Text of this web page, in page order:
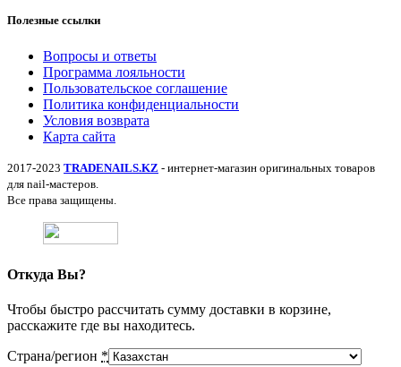
Полезные ссылки
Вопросы и ответы
Программа лояльности
Пользовательское соглашение
Политика конфиденциальности
Условия возврата
Карта сайта
2017-2023 TRADENAILS.KZ - интернет-магазин оригинальных товаров
для nail-мастеров.
Все права защищены.
Откуда Вы?
Чтобы быстро рассчитать сумму доставки в корзине,
расскажите где вы находитесь.
Страна/регион *